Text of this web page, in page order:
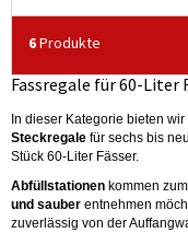
6Produkte
Fassregale für 60-Liter
In dieser Kategorie bieten wir
Steckregale für sechs bis
Stück 60-Liter Fässer.
Abfüllstationen kommen
und sauber entnehmen
zuverlässig von der